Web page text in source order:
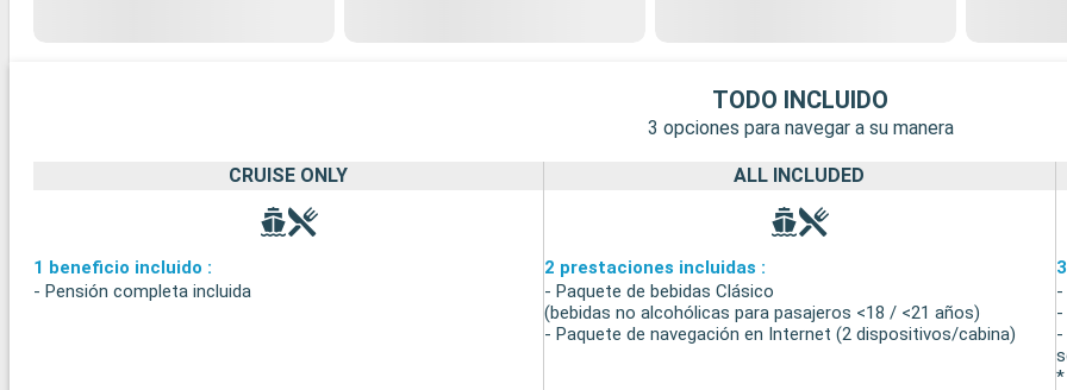
TODO INCLUIDO
3 opciones para navegar a su manera
CRUISE ONLY
1 beneficio incluido :
- Pensión completa incluida
ALL INCLUDED
2 prestaciones incluidas :
- Paquete de bebidas Clásico
(bebidas no alcohólicas para pasajeros <18 / <21 años)
- Paquete de navegación en Internet (2 dispositivos/cabina)
-
-
-
*